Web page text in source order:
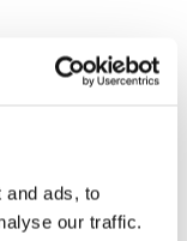
and ads, to
our traffic.